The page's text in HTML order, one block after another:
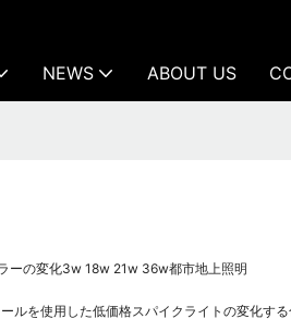
NEWS ABOUT US
ーの変化3w 18w 21w 36w都市地上照明
ールを使用した低価格スパイクライトの変化す